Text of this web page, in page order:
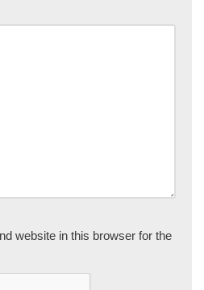
website in this browser for the